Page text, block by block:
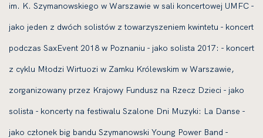
im. K. Szymanowskiego w Warszawie w sali koncertowej UMFC -
jako jeden z dwóch solistów z towarzyszeniem kwintetu - koncert
podczas SaxEvent 2018 w Poznaniu - jako solista 2017: - koncert
z cyklu Młodzi Wirtuozi w Zamku Królewskim w Warszawie,
zorganizowany przez Krajowy Fundusz na Rzecz Dzieci - jako
solista - koncerty na festiwalu Szalone Dni Muzyki: La Danse -
jako członek big bandu Szymanowski Young Power Band -